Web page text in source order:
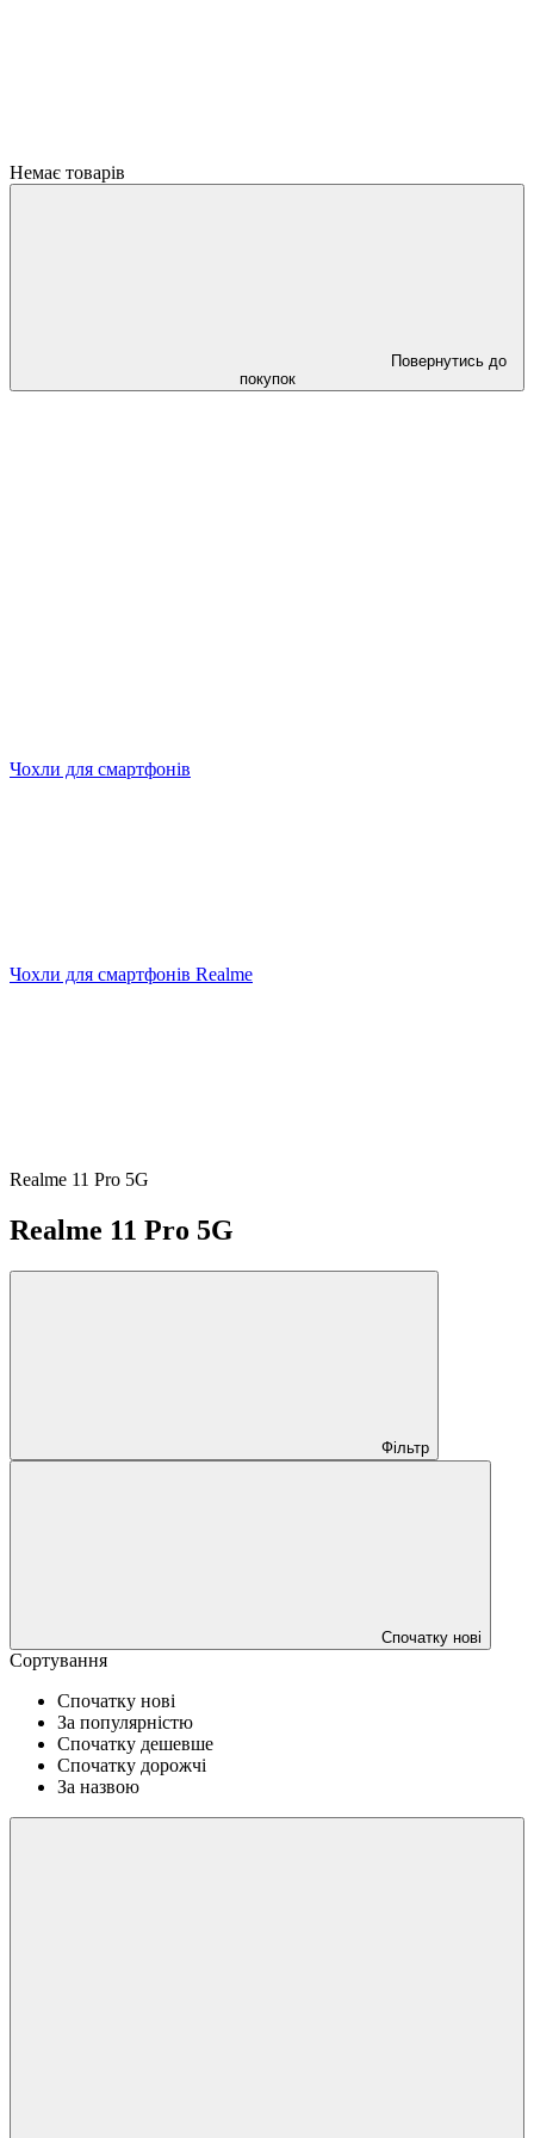
Немає товарів
Повернутись до
покупок
Чохли для смартфонів
Чохли для смартфонів Realme
Realme 11 Pro 5G
Realme 11 Pro 5G
Фільтр
Спочатку нові
Сортування
Спочатку нові
За популярністю
Спочатку дешевше
Спочатку дорожчі
За назвою